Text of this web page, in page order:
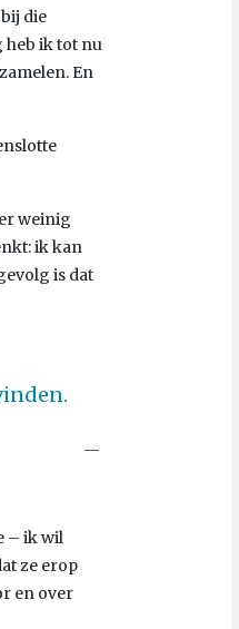
die
heb ik tot nu
En
weinig
ik kan
is dat
– ik wil
ze erop
en over